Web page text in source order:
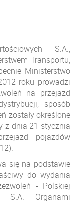
S.A.,
Transportu,
Ministerstwo
roku prowadzi
na przejazd
sposób
zostały określone
z dnia 21 stycznia
pojazdów
się na podstawie
do wydania
- Polskiej
S.A. Organami